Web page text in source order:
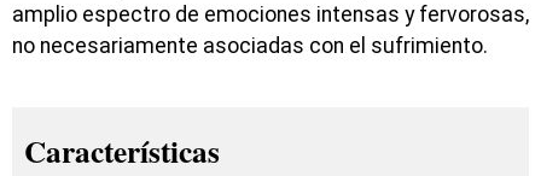
amplio espectro de emociones intensas y fervorosas,
no necesariamente asociadas con el sufrimiento.
Características